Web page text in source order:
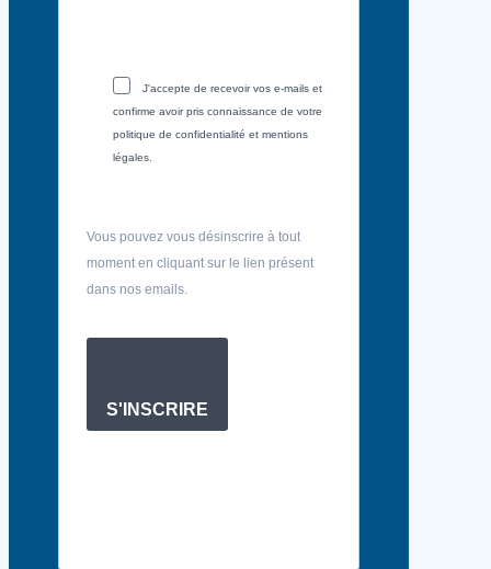
J'accepte de recevoir vos e-mails et
confirme avoir pris connaissance de votre
politique de confidentialité et mentions
légales.
Vous pouvez vous désinscrire à tout
moment en cliquant sur le lien présent
dans nos emails.
S'INSCRIRE